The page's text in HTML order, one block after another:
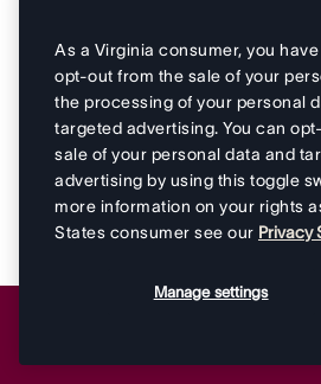
Erfahren Sie mehr über die
Erfahren Sie mehr über die
Erfahren Sie mehr über die Funktionen
So erstellen oder entdecken Sie einen
AI Teammates
As a Virginia consumer, you
opt-out from the sale of your
the processing of your personal
targeted advertising. You can
sale of your personal data and
advertising by using this toggle
more information on your rights
States consumer see our Privacy
Manage settings